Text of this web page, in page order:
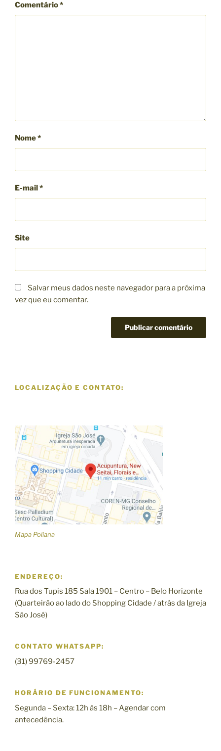
Comentário*
Nome*
E-mail *
Site
Salvar meus dados neste navegador para a próxima
vez que eu comentar.
LOCALIZAÇÃO E CONTATO:
Mapa Poliana
ENDEREÇO:
Rua dos Tupis 185 Sala 1901 – Centro – Belo Horizonte
(Quarteirão ao lado do Shopping Cidade / atrás da Igreja
São José)
CONTATO WHATSAPP:
(31) 99769-2457
HORÁRIO DE FUNCIONAMENTO:
Segunda – Sexta: 12h às 18h – Agendar com
antecedência.